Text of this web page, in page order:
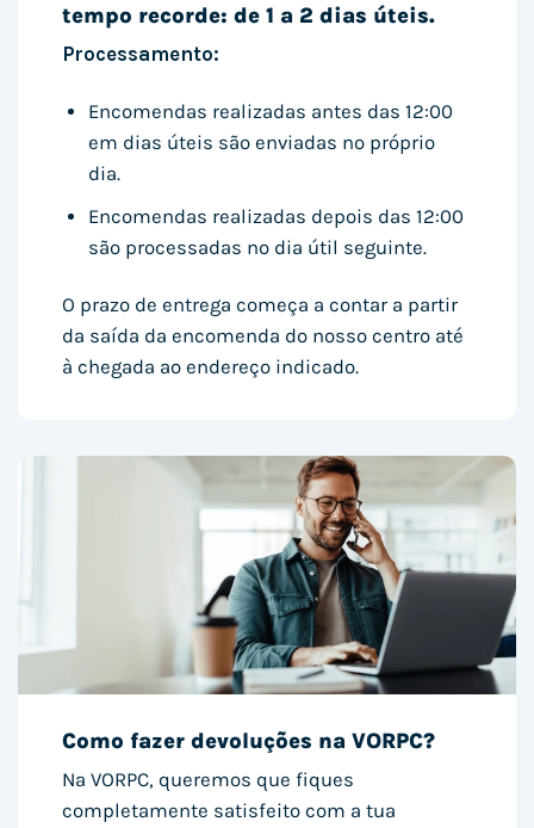
tempo recorde: de 1 a 2 dias úteis.
Processamento:
Encomendas realizadas antes das 12:00
em dias úteis são enviadas no próprio
dia.
Encomendas realizadas depois das 12:00
são processadas no dia útil seguinte.
O prazo de entrega começa a contar a partir
da saída da encomenda do nosso centro até
à chegada ao endereço indicado.
Como fazer devoluções na VORPC?
Na VORPC, queremos que fiques
completamente satisfeito com a tua